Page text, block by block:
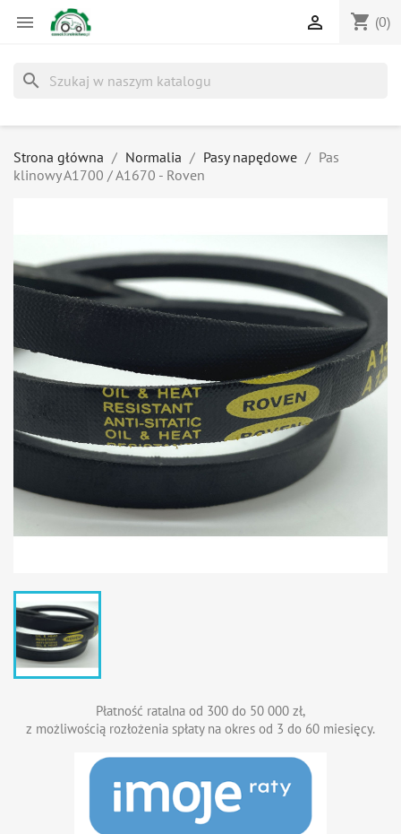
 shopping_cart (0)

search
Strona główna Normalia Pasy napędowe
Pas
klinowy A1700 / A1670 - Roven
Płatność ratalna od 300 do 50 000 zł,
z możliwością rozłożenia spłaty na okres od 3 do 60 miesięcy.